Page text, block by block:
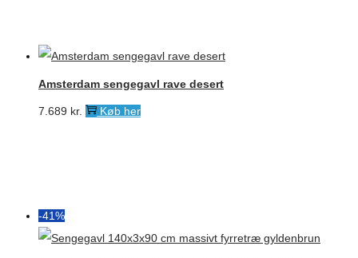
1.379 kr..1.049 kr..
Amsterdam sengegavl rave desert
7.689 kr. Køb her
-41%